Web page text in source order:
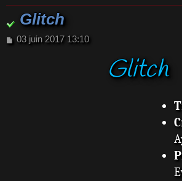
Glitch
M
03 juin 2017 13:10
Glitch